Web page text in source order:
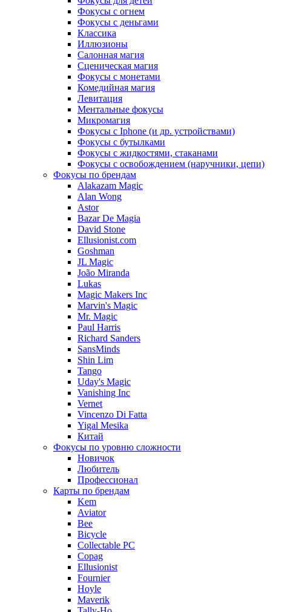
Фокусы с огнем
Фокусы с деньгами
Классика
Иллюзионы
Салонная магия
Сценическая магия
Фокусы с монетами
Комедийная магия
Левитация
Ментальные фокусы
Микромагия
Фокусы с Iphone (и др. устройствами)
Фокусы с бутылками
Фокусы с жидкостями, стаканами
Фокусы с освобождением (наручники, цепи)
Фокусы по брендам
Alakazam Magic
Alan Wong
Astor
Bazar De Magia
David Stone
Ellusionist.com
Goshman
JL Magic
João Miranda
Lukas
Magic Makers Inc
Marvin's Magic
Mr. Magic
Paul Harris
Richard Sanders
SansMinds
Shin Lim
Tango
Uday's Magic
Vanishing Inc
Vernet
Vincenzo Di Fatta
Yigal Mesika
Китай
Фокусы по уровню сложности
Новичок
Любитель
Профессионал
Карты по брендам
Kem
Aviator
Bee
Bicycle
Collectable PC
Copag
Ellusionist
Fournier
Hoyle
Maverik